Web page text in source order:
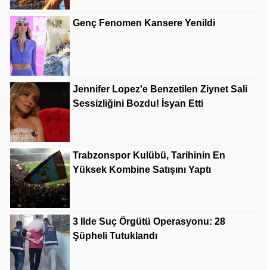
Genç Fenomen Kansere Yenildi
Jennifer Lopez'e Benzetilen Ziynet Sali
Sessizliğini Bozdu! İsyan Etti
Trabzonspor Kulübü, Tarihinin En
Yüksek Kombine Satışını Yaptı
3 Ilde Suç Örgütü Operasyonu: 28
Şüpheli Tutuklandı